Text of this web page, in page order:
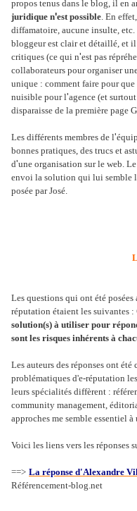
propos tenus dans le blog, il en
juridique n'est possible. En
diffamatoire, aucune insulte,
bloggeur est clair et détaillé, et
critiques (ce qui n'est pas
collaborateurs pour organiser
unique : comment faire pour
nuisible pour l'agence (et
disparaisse de la première page
Les différents membres de l'
bonnes pratiques, des trucs et
d'une organisation sur le web.
envoi la solution qui lui semble
posée par José.
Les questions qui ont été
réputation étaient les suivantes :
solution(s) à utiliser pour
sont les risques inhérents à
Les auteurs des réponses ont
problématiques d'e-réputation
leurs spécialités diffèrent :
community management,
approches me semble essentiel
Voici les liens vers les réponses
==> La réponse d'Alexandre
Référencement-blog.net